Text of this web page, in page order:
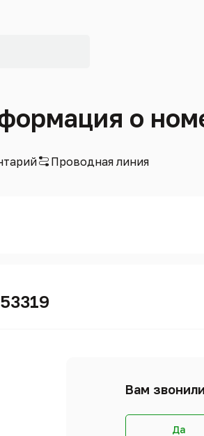
о
Проводная линия
Вам
Да